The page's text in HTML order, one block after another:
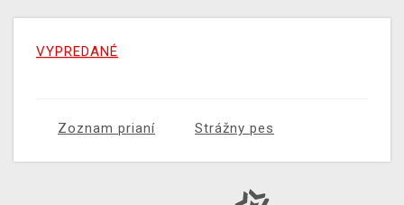
VYPREDANÉ
Zoznam prianí Strážny pes